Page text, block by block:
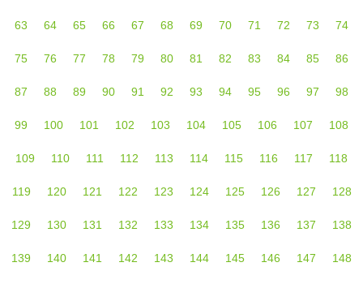
63 64 65 66 67 68 69 70 71 72 73 74
75 76 77 78 79 80 81 82 83 84 85 86
87 88 89 90 91 92 93 94 95 96 97 98
99 100 101 102 103 104 105 106 107 108
109 110 111 112 113 114 115 116 117 118
119 120 121 122 123 124 125 126 127 128
129 130 131 132 133 134 135 136 137 138
139 140 141 142 143 144 145 146 147 148